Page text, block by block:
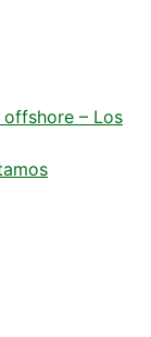
– Los